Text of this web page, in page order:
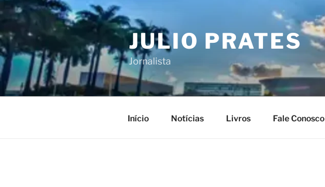
Pular
para
o
conteúdo
JULIO PRATES
Jornalista
Início Notícias Livros Fale Conosco